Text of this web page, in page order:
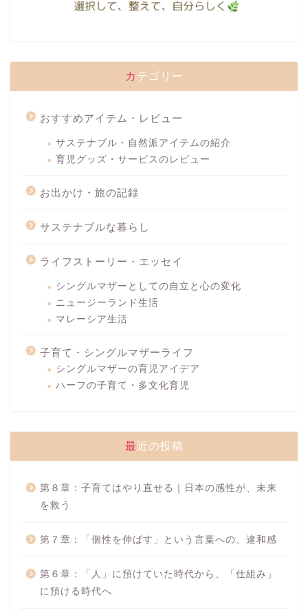
カテゴリー
おすすめアイテム・レビュー
サステナブル・自然派アイテムの紹介
育児グッズ・サービスのレビュー
お出かけ・旅の記録
サステナブルな暮らし
ライフストーリー・エッセイ
シングルマザーとしての自立と心の変化
ニュージーランド生活
マレーシア生活
子育て・シングルマザーライフ
シングルマザーの育児アイデア
ハーフの子育て・多文化育児
最近の投稿
第８章：子育てはやり直せる｜日本の感性が、未来
を救う
第７章：「個性を伸ばす」という言葉への、違和感
第６章：「人」に預けていた時代から、「仕組み」
に預ける時代へ